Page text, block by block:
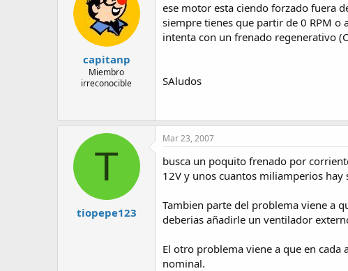
capitanp
Miembro
irreconocible
ese motor esta ciendo forzado fuera
siempre tienes que partir de 0 RPM o
intenta con un frenado regenerativo
SAludos
T
tiopepe123
Mar 23, 2007
busca un poquito frenado por
12V y unos cuantos miliamperios
Tambien parte del problema viene a
deberias añadirle un ventilador
El otro problema viene a que en
nominal.